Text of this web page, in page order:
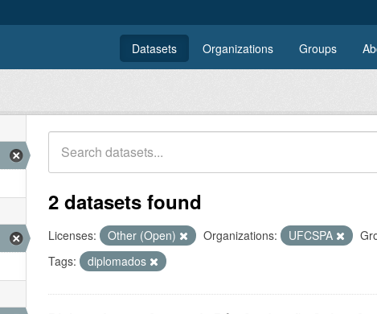
Datasets Organizations Groups
2 datasets found
Licenses: Other (Open) Organizations: UFCSPA
Tags:
diplomados